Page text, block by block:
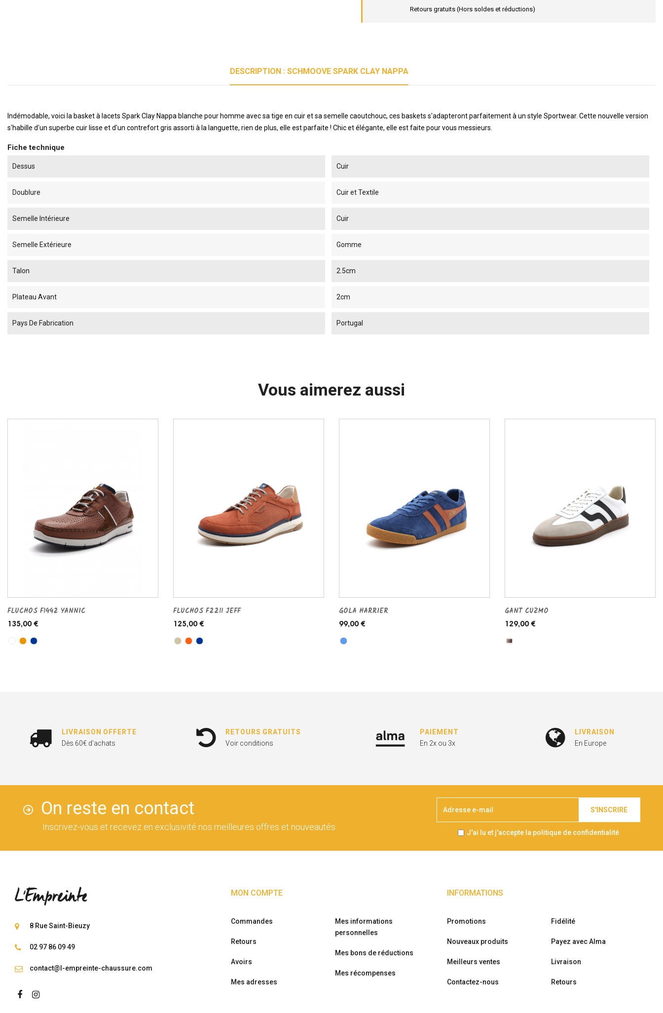
Retours gratuits (Hors soldes et réductions)
DESCRIPTION : SCHMOOVE SPARK CLAY NAPPA
Indémodable, voici la basket à lacets Spark Clay Nappa blanche pour homme avec sa tige en cuir et sa semelle caoutchouc, ces baskets s'adapteront parfaitement à un style Sportwear. Cette nouvelle version
s'habille d'un superbe cuir lisse et d'un contrefort gris assorti à la languette, rien de plus, elle est parfaite ! Chic et élégante, elle est faite pour vous messieurs.
Fiche technique
Dessus Cuir
Doublure Cuir et Textile
Semelle Intérieure Cuir
Semelle Extérieure Gomme
Talon 2.5cm
Plateau Avant 2cm
Pays De Fabrication Portugal
Vous aimerez aussi
FLUCHOS F1442 YANNIC
135,00 €
FLUCHOS F2211 JEFF
125,00 €
GOLA HARRIER
99,00 €
GANT CUZMO
129,00 €
LIVRAISON OFFERTE
Dès 60€ d'achats
RETOURS GRATUITS
Voir conditions
PAIEMENT
En 2x ou 3x
LIVRAISON
En Europe
On reste en contact
Inscrivez-vous et recevez en exclusivité nos meilleures offres et nouveautés
S'INSCRIRE
J'ai lu et j'accepte la politique de confidentialité
8 Rue Saint-Bieuzy
02 97 86 09 49
contact@l-empreinte-chaussure.com
MON COMPTE
Commandes
Retours
Avoirs
Mes adresses
Mes informations
personnelles
Mes bons de réductions
Mes récompenses
INFORMATIONS
Promotions
Nouveaux produits
Meilleurs ventes
Contactez-nous
Fidélité
Payez avec Alma
Livraison
Retours